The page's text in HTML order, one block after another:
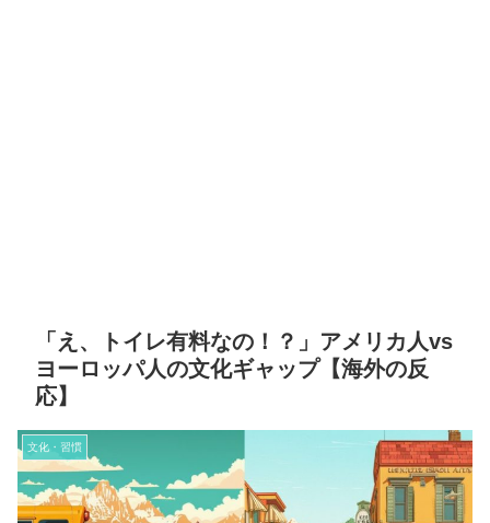
「え、トイレ有料なの！？」アメリカ人vs
ヨーロッパ人の文化ギャップ【海外の反
応】
文化・習慣